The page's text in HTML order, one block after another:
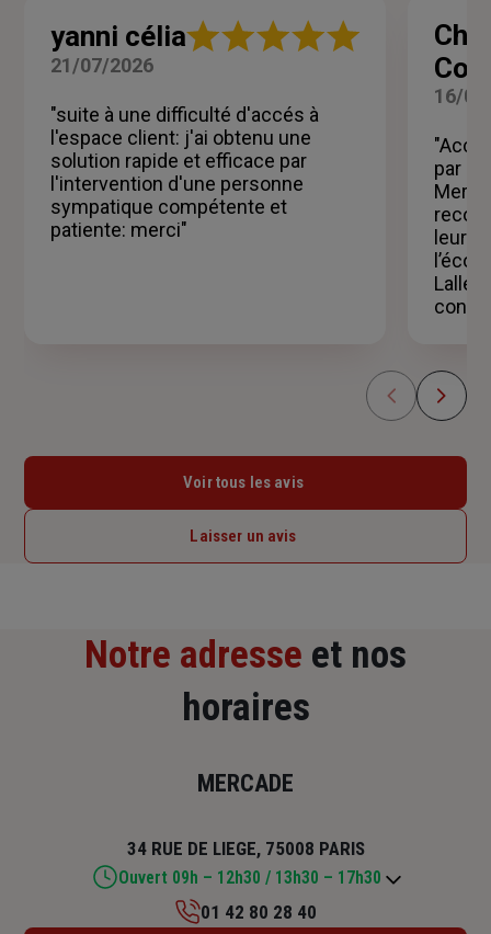
yanni céliaNote
5
étoiles
21/07/2026
"suite à une difficulté d'accés à
l'espace client: j'ai obtenu une
solution rapide et efficace par
l'intervention d'une personne
sympatique compétente et
patiente: merci"
16/
par
leur
Lallé
Voir tous les avis
Laisser un avis
Notre adresse et nos
horaires
MERCADE
34 RUE DE LIEGE, 75008 PARIS
Ouvert 09h – 12h30 / 13h30 – 17h30
01 42 80 28 40